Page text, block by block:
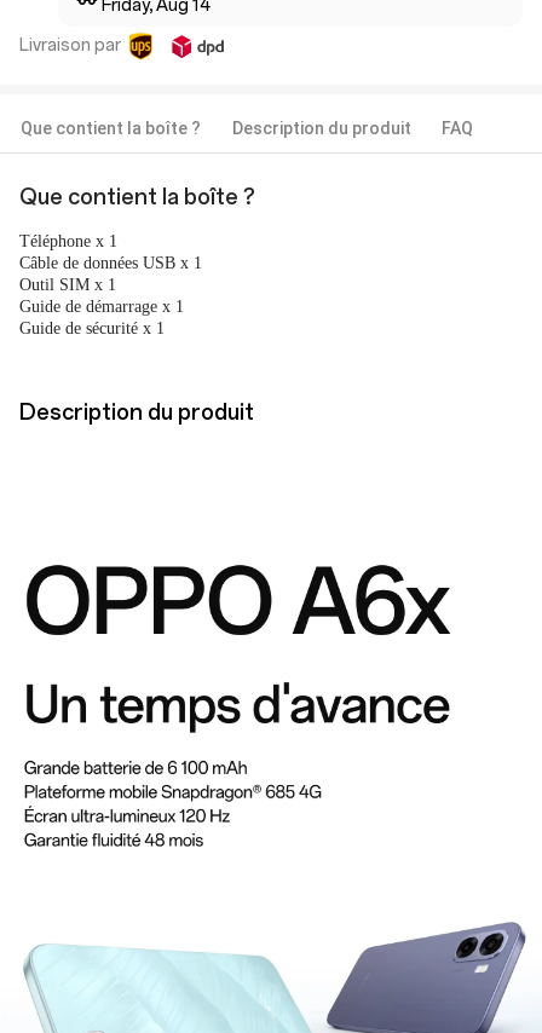
Friday, Aug 14
Livraison par
Que contient la boîte ? Description du produit FAQ
Que contient la boîte ?
Téléphone x 1
Câble de données USB x 1
Outil SIM x 1
Guide de démarrage x 1
Guide de sécurité x 1
Description du produit